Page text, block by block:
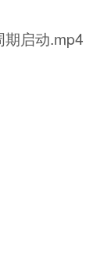
启动.mp4